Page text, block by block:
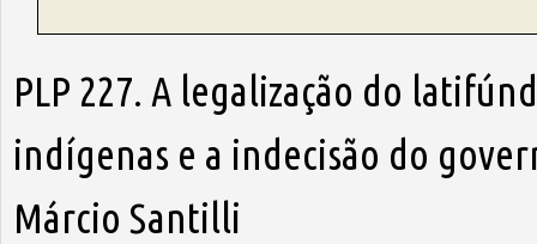
PLP 227. A legalização do
indígenas e a indecisão do
Márcio Santilli